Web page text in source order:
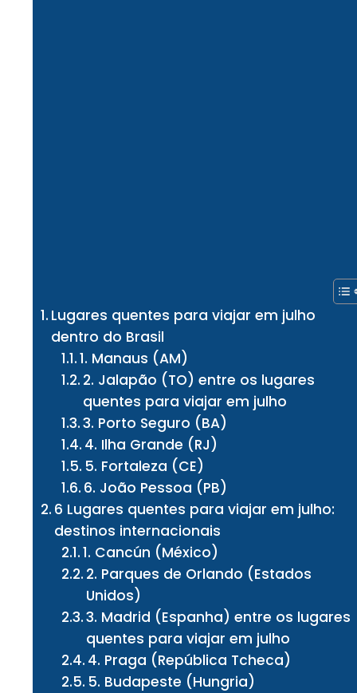
Lugares quentes para viajar em julho
dentro do Brasil
1. Manaus (AM)
2. Jalapão (TO) entre os lugares
quentes para viajar em julho
3. Porto Seguro (BA)
4. Ilha Grande (RJ)
5. Fortaleza (CE)
6. João Pessoa (PB)
6 Lugares quentes para viajar em julho:
destinos internacionais
1. Cancún (México)
2. Parques de Orlando (Estados
Unidos)
3. Madrid (Espanha) entre os lugares
quentes para viajar em julho
4. Praga (República Tcheca)
5. Budapeste (Hungria)